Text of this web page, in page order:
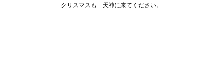
クリスマスも 天神に来てください。